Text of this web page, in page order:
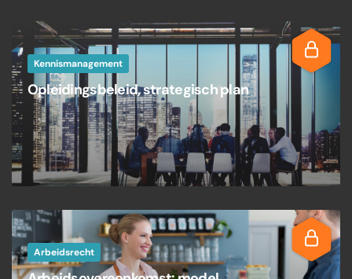
Kennismanagement
Opleidingsbeleid, strategisch plan
Arbeidsrecht